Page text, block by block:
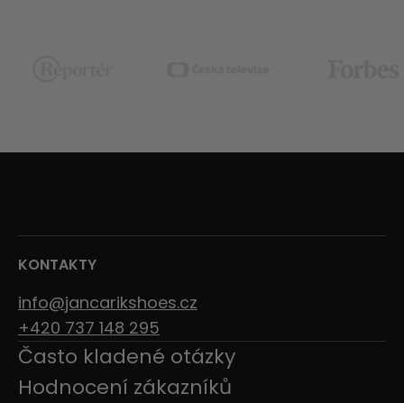
KONTAKTY
info@jancarikshoes.cz
+420 737 148 295
Často kladené otázky
Hodnocení zákazníků